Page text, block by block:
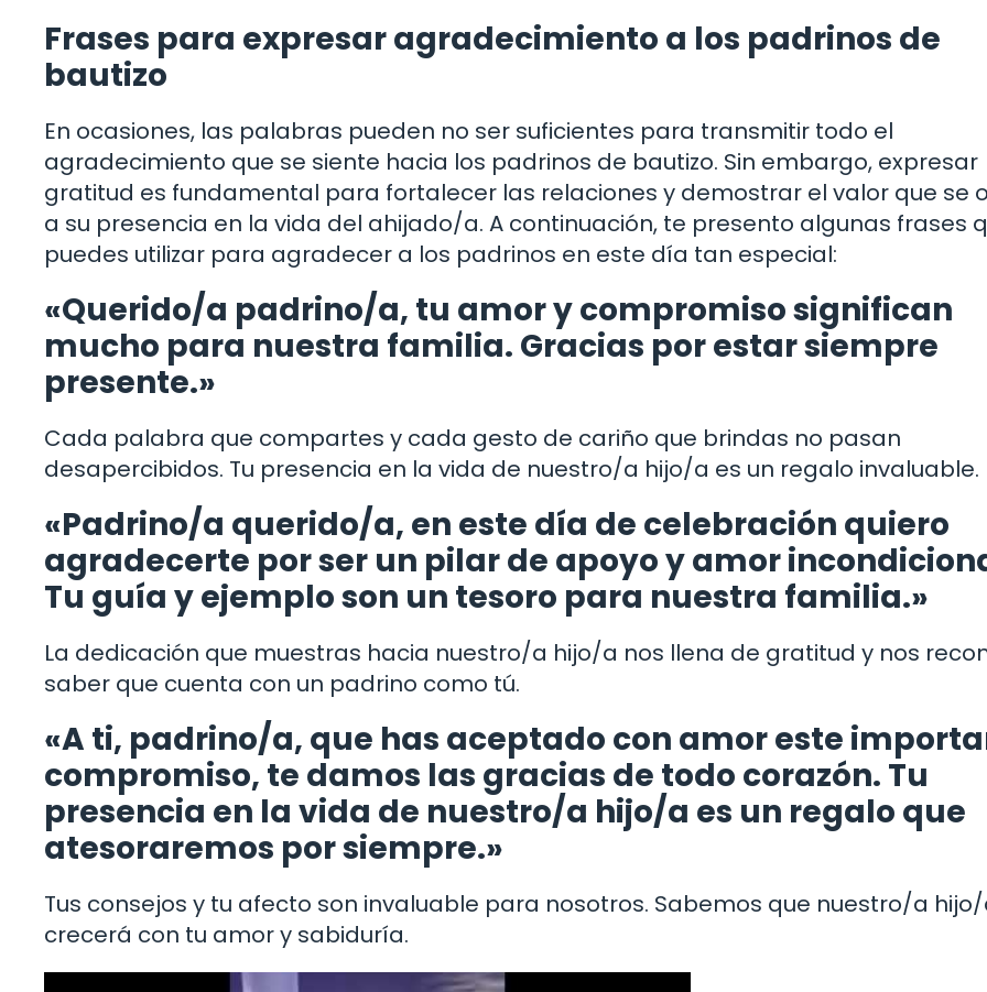
Frases para expresar agradecimiento a los padrinos de
bautizo
En ocasiones, las palabras pueden no ser suficientes para transmitir todo el
agradecimiento que se siente hacia los padrinos de bautizo. Sin embargo, expresar
gratitud es fundamental para fortalecer las relaciones y demostrar el valor que se
a su presencia en la vida del ahijado/a. A continuación, te presento algunas frases
puedes utilizar para agradecer a los padrinos en este día tan especial:
«Querido/a padrino/a, tu amor y compromiso significan
mucho para nuestra familia. Gracias por estar siempre
presente.»
Cada palabra que compartes y cada gesto de cariño que brindas no pasan
desapercibidos. Tu presencia en la vida de nuestro/a hijo/a es un regalo invaluable.
«Padrino/a querido/a, en este día de celebración quiero
agradecerte por ser un pilar de apoyo y amor
Tu guía y ejemplo son un tesoro para nuestra familia.»
La dedicación que muestras hacia nuestro/a hijo/a nos llena de gratitud y nos
saber que cuenta con un padrino como tú.
«A ti, padrino/a, que has aceptado con amor este
compromiso, te damos las gracias de todo corazón. Tu
presencia en la vida de nuestro/a hijo/a es un regalo que
atesoraremos por siempre.»
Tus consejos y tu afecto son invaluable para nosotros. Sabemos que nuestro/a
crecerá con tu amor y sabiduría.